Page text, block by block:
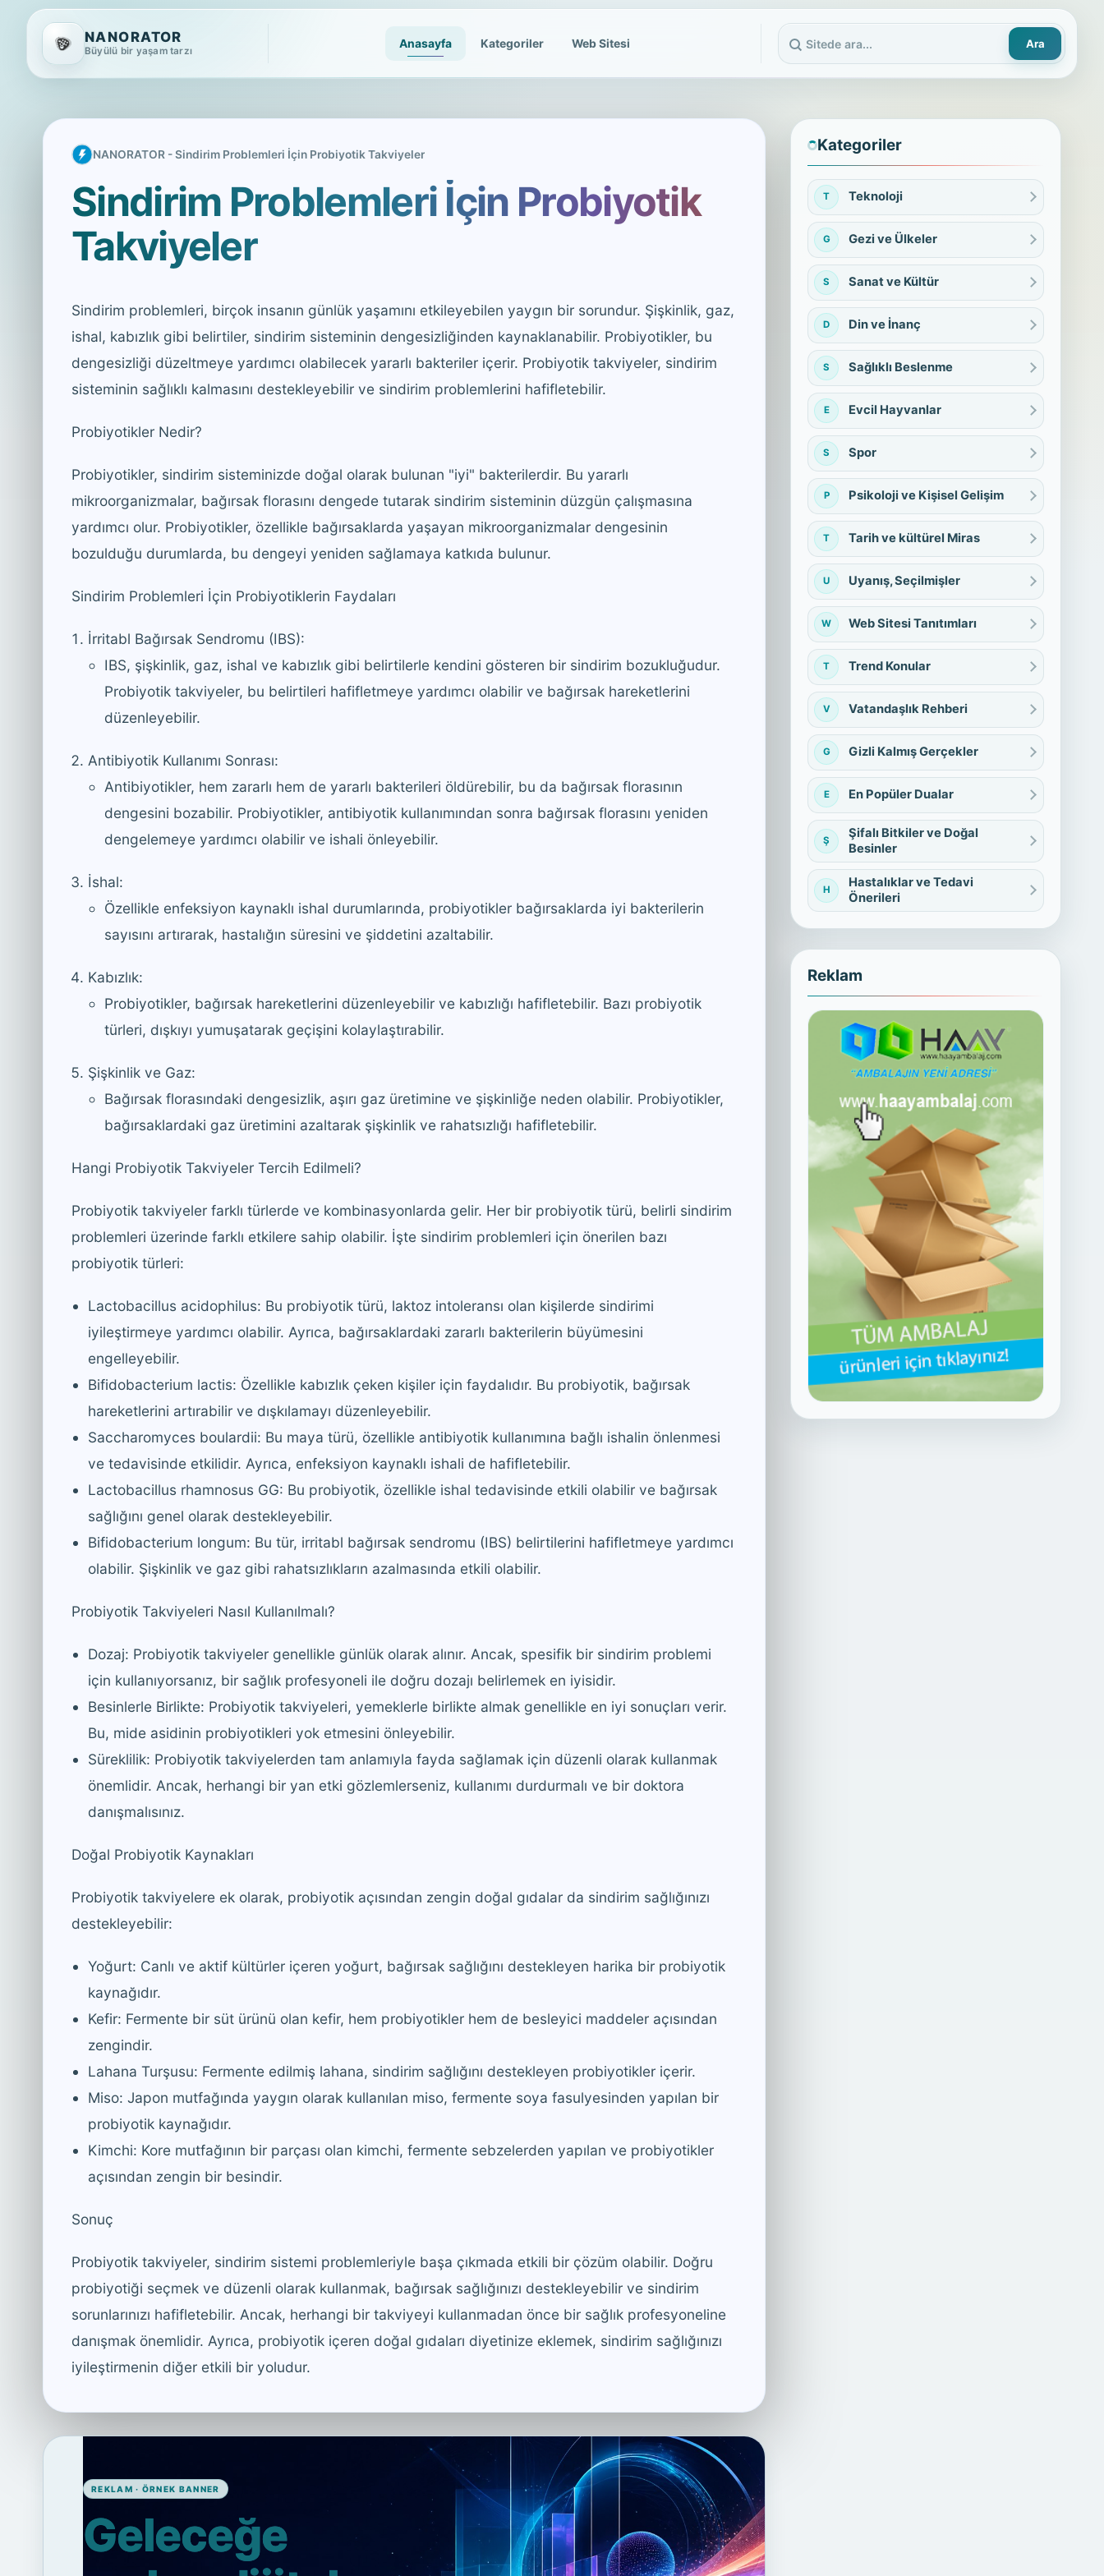
NANORATOR
Büyülü bir yaşam tarzı
Anasayfa Kategoriler Web Sitesi
Sitede ara
Ara
NANORATOR - Sindirim Problemleri İçin Probiyotik Takviyeler
Sindirim Problemleri İçin Probiyotik
Takviyeler
Sindirim problemleri, birçok insanın günlük yaşamını etkileyebilen yaygın bir sorundur. Şişkinlik, gaz,
ishal, kabızlık gibi belirtiler, sindirim sisteminin dengesizliğinden kaynaklanabilir. Probiyotikler, bu
dengesizliği düzeltmeye yardımcı olabilecek yararlı bakteriler içerir. Probiyotik takviyeler, sindirim
sisteminin sağlıklı kalmasını destekleyebilir ve sindirim problemlerini hafifletebilir.
Probiyotikler Nedir?
Probiyotikler, sindirim sisteminizde doğal olarak bulunan "iyi" bakterilerdir. Bu yararlı
mikroorganizmalar, bağırsak florasını dengede tutarak sindirim sisteminin düzgün çalışmasına
yardımcı olur. Probiyotikler, özellikle bağırsaklarda yaşayan mikroorganizmalar dengesinin
bozulduğu durumlarda, bu dengeyi yeniden sağlamaya katkıda bulunur.
Sindirim Problemleri İçin Probiyotiklerin Faydaları
İrritabl Bağırsak Sendromu (IBS):
IBS, şişkinlik, gaz, ishal ve kabızlık gibi belirtilerle kendini gösteren bir sindirim bozukluğudur.
Probiyotik takviyeler, bu belirtileri hafifletmeye yardımcı olabilir ve bağırsak hareketlerini
düzenleyebilir.
Antibiyotik Kullanımı Sonrası:
Antibiyotikler, hem zararlı hem de yararlı bakterileri öldürebilir, bu da bağırsak florasının
dengesini bozabilir. Probiyotikler, antibiyotik kullanımından sonra bağırsak florasını yeniden
dengelemeye yardımcı olabilir ve ishali önleyebilir.
İshal:
Özellikle enfeksiyon kaynaklı ishal durumlarında, probiyotikler bağırsaklarda iyi bakterilerin
sayısını artırarak, hastalığın süresini ve şiddetini azaltabilir.
Kabızlık:
Probiyotikler, bağırsak hareketlerini düzenleyebilir ve kabızlığı hafifletebilir. Bazı probiyotik
türleri, dışkıyı yumuşatarak geçişini kolaylaştırabilir.
Şişkinlik ve Gaz:
Bağırsak florasındaki dengesizlik, aşırı gaz üretimine ve şişkinliğe neden olabilir. Probiyotikler,
bağırsaklardaki gaz üretimini azaltarak şişkinlik ve rahatsızlığı hafifletebilir.
Hangi Probiyotik Takviyeler Tercih Edilmeli?
Probiyotik takviyeler farklı türlerde ve kombinasyonlarda gelir. Her bir probiyotik türü, belirli sindirim
problemleri üzerinde farklı etkilere sahip olabilir. İşte sindirim problemleri için önerilen bazı
probiyotik türleri:
Lactobacillus acidophilus: Bu probiyotik türü, laktoz intoleransı olan kişilerde sindirimi
iyileştirmeye yardımcı olabilir. Ayrıca, bağırsaklardaki zararlı bakterilerin büyümesini
engelleyebilir.
Bifidobacterium lactis: Özellikle kabızlık çeken kişiler için faydalıdır. Bu probiyotik, bağırsak
hareketlerini artırabilir ve dışkılamayı düzenleyebilir.
Saccharomyces boulardii: Bu maya türü, özellikle antibiyotik kullanımına bağlı ishalin önlenmesi
ve tedavisinde etkilidir. Ayrıca, enfeksiyon kaynaklı ishali de hafifletebilir.
Lactobacillus rhamnosus GG: Bu probiyotik, özellikle ishal tedavisinde etkili olabilir ve bağırsak
sağlığını genel olarak destekleyebilir.
Bifidobacterium longum: Bu tür, irritabl bağırsak sendromu (IBS) belirtilerini hafifletmeye yardımcı
olabilir. Şişkinlik ve gaz gibi rahatsızlıkların azalmasında etkili olabilir.
Probiyotik Takviyeleri Nasıl Kullanılmalı?
Dozaj: Probiyotik takviyeler genellikle günlük olarak alınır. Ancak, spesifik bir sindirim problemi
için kullanıyorsanız, bir sağlık profesyoneli ile doğru dozajı belirlemek en iyisidir.
Besinlerle Birlikte: Probiyotik takviyeleri, yemeklerle birlikte almak genellikle en iyi sonuçları verir.
Bu, mide asidinin probiyotikleri yok etmesini önleyebilir.
Süreklilik: Probiyotik takviyelerden tam anlamıyla fayda sağlamak için düzenli olarak kullanmak
önemlidir. Ancak, herhangi bir yan etki gözlemlerseniz, kullanımı durdurmalı ve bir doktora
danışmalısınız.
Doğal Probiyotik Kaynakları
Probiyotik takviyelere ek olarak, probiyotik açısından zengin doğal gıdalar da sindirim sağlığınızı
destekleyebilir:
Yoğurt: Canlı ve aktif kültürler içeren yoğurt, bağırsak sağlığını destekleyen harika bir probiyotik
kaynağıdır.
Kefir: Fermente bir süt ürünü olan kefir, hem probiyotikler hem de besleyici maddeler açısından
zengindir.
Lahana Turşusu: Fermente edilmiş lahana, sindirim sağlığını destekleyen probiyotikler içerir.
Miso: Japon mutfağında yaygın olarak kullanılan miso, fermente soya fasulyesinden yapılan bir
probiyotik kaynağıdır.
Kimchi: Kore mutfağının bir parçası olan kimchi, fermente sebzelerden yapılan ve probiyotikler
açısından zengin bir besindir.
Sonuç
Probiyotik takviyeler, sindirim sistemi problemleriyle başa çıkmada etkili bir çözüm olabilir. Doğru
probiyotiği seçmek ve düzenli olarak kullanmak, bağırsak sağlığınızı destekleyebilir ve sindirim
sorunlarınızı hafifletebilir. Ancak, herhangi bir takviyeyi kullanmadan önce bir sağlık profesyoneline
danışmak önemlidir. Ayrıca, probiyotik içeren doğal gıdaları diyetinize eklemek, sindirim sağlığınızı
iyileştirmenin diğer etkili bir yoludur.
REKLAM · ÖRNEK BANNER
Geleceğe
Kategoriler
T Teknoloji
G Gezi ve Ülkeler
S Sanat ve Kültür
D Din ve İnanç
S Sağlıklı Beslenme
E Evcil Hayvanlar
S Spor
P Psikoloji ve Kişisel Gelişim
T Tarih ve kültürel Miras
U Uyanış, Seçilmişler
W Web Sitesi Tanıtımları
T Trend Konular
V Vatandaşlık Rehberi
G Gizli Kalmış Gerçekler
E En Popüler Dualar
Ş
Şifalı Bitkiler ve Doğal
Besinler
H
Hastalıklar ve Tedavi
Önerileri
Reklam